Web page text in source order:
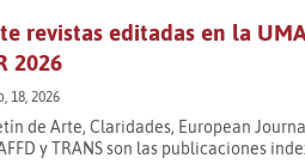
revistas editadas en la
2026
18, 2026
de Arte, Claridades, European
y TRANS son las publicaciones